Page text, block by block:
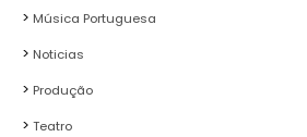
Música Portuguesa
Noticias
Produção
Teatro